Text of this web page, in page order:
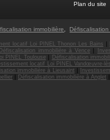
Plan du site
immobilière
locatif Loi PINEL Thonon Les Bains |
Défiscalisation immobilière à Vence |
PINEL Toulouse |
Défiscalisation
locatif Loi PINEL Vandœuvre-
immobilière à Lieusaint |
| Défiscalisation immobilière à Anglet |